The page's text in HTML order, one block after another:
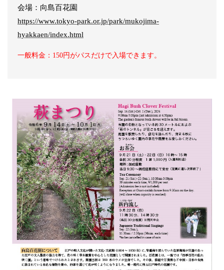
会場：向島百花園
https://www.tokyo-park.or.jp/park/mukojima-
hyakkaen/index.html
一般料金：150円がパスだけで入場できます。